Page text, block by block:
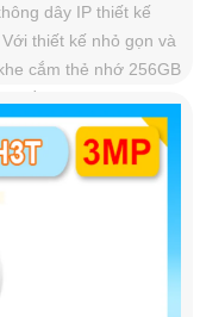
dây IP thiết kế
thiết kế nhỏ gọn và
cắm thẻ nhớ 256GB
loại công trình